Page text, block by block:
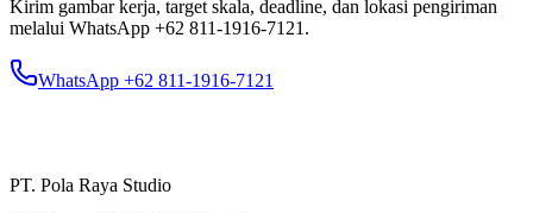
Kirim gambar kerja, target skala, deadline, dan lokasi pengiriman
melalui WhatsApp +62 811-1916-7121 .
WhatsApp +62 811-1916-7121
PT. Pola Raya Studio